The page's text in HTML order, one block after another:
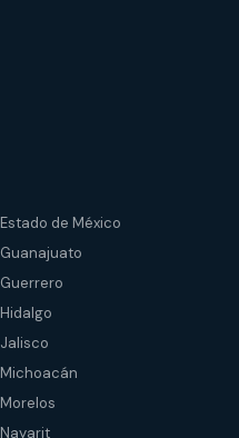
Estado de México
Guanajuato
Guerrero
Hidalgo
Jalisco
Michoacán
Morelos
Nayarit